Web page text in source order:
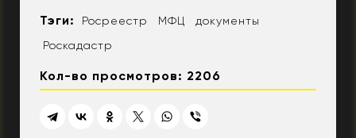
Тэги: Росреестр МФЦ
документы
Роскадастр
Кол-во просмотров: 2206